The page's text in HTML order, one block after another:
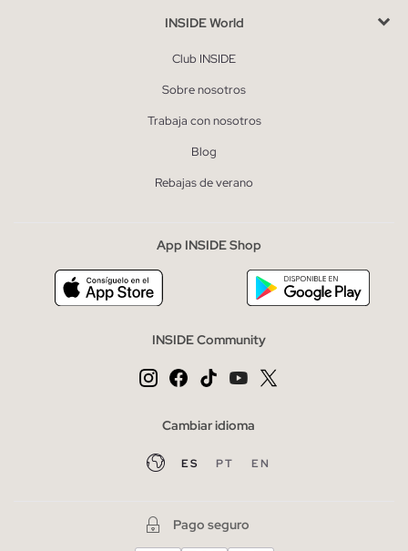
INSIDE World
Club INSIDE
Sobre nosotros
Trabaja con nosotros
Blog
Rebajas de verano
App INSIDE Shop
INSIDE Community
Cambiar idioma
ES PT EN
Pago seguro